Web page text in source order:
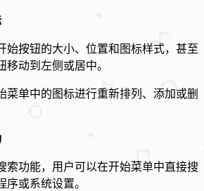
始按钮的大小、位置和图标样式，甚至
移动到左侧或居中。
菜单中的图标进行重新排列、添加或删
索功能，用户可以在开始菜单中直接搜
序或系统设置。